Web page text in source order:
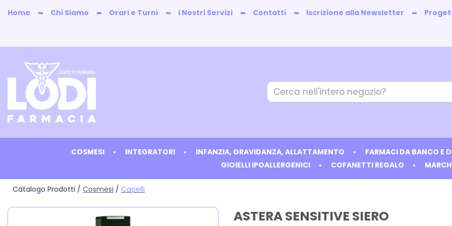
Home Chi Siamo Orari e Turni I Nostri Servizi Contatti Iscrizione alla Newsletter
Farmacia
Lodi
Cerca
Prodotto
COSMESI INTEGRATORI INFANZIA, GRAVIDANZA, ALLATTAMENTO FARMACI DA BANCO E
GIOIELLI IPOALLERGENICI
COFANETTI REGALO
Catalogo Prodotti / Cosmesi / Capelli
ASTERA SENSITIVE SIERO